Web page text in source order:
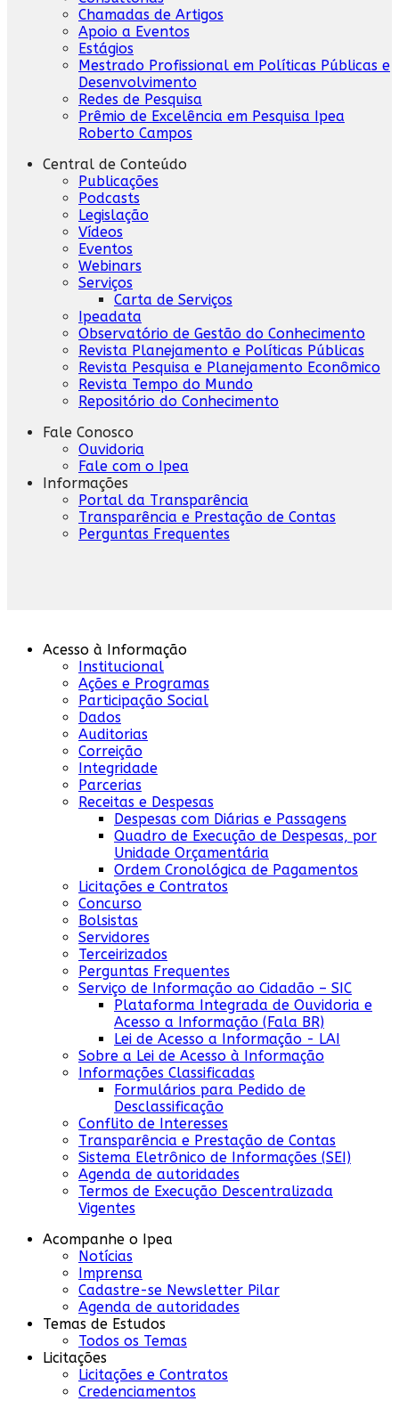
Chamadas de Artigos
Apoio a Eventos
Estágios
Mestrado Profissional em Políticas Públicas e
Desenvolvimento
Redes de Pesquisa
Prêmio de Excelência em Pesquisa Ipea
Roberto Campos
Central de Conteúdo
Publicações
Podcasts
Legislação
Vídeos
Eventos
Webinars
Serviços
Carta de Serviços
Ipeadata
Observatório de Gestão do Conhecimento
Revista Planejamento e Políticas Públicas
Revista Pesquisa e Planejamento Econômico
Revista Tempo do Mundo
Repositório do Conhecimento
Fale Conosco
Ouvidoria
Fale com o Ipea
Informações
Portal da Transparência
Transparência e Prestação de Contas
Perguntas Frequentes
Acesso à Informação
Institucional
Ações e Programas
Participação Social
Dados
Auditorias
Correição
Integridade
Parcerias
Receitas e Despesas
Despesas com Diárias e Passagens
Quadro de Execução de Despesas, por
Unidade Orçamentária
Ordem Cronológica de Pagamentos
Licitações e Contratos
Concurso
Bolsistas
Servidores
Terceirizados
Perguntas Frequentes
Serviço de Informação ao Cidadão – SIC
Plataforma Integrada de Ouvidoria e
Acesso a Informação (Fala BR)
Lei de Acesso a Informação - LAI
Sobre a Lei de Acesso à Informação
Informações Classificadas
Formulários para Pedido de
Desclassificação
Conflito de Interesses
Transparência e Prestação de Contas
Sistema Eletrônico de Informações (SEI)
Agenda de autoridades
Termos de Execução Descentralizada
Vigentes
Acompanhe o Ipea
Notícias
Imprensa
Cadastre-se Newsletter Pilar
Agenda de autoridades
Temas de Estudos
Todos os Temas
Licitações
Licitações e Contratos
Credenciamentos